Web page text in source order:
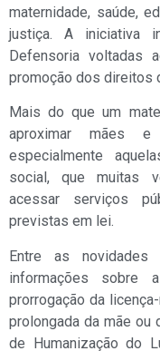
maternidade, saúde,
justiça. A iniciativa
Defensoria voltadas
promoção dos direitos
Mais do que um
aproximar mães
especialmente
social, que muitas
acessar serviços
previstas em lei.
Entre as novidades
informações sobre
prorrogação da
prolongada da mãe ou
de Humanização do